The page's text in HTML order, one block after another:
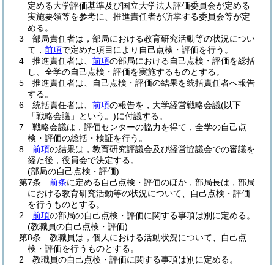
定める大学評価基準及び国立大学法人評価委員会が定める
実施要領等を参考に、推進責任者が所掌する委員会等が定
める。
3
部局責任者は，部局における教育研究活動等の状況につい
て， 前項で定めた項目により自己点検・評価を行う。
4
推進責任者は、 前項の部局における自己点検・評価を総括
し、全学の自己点検・評価を実施するものとする。
5
推進責任者は、自己点検・評価の結果を統括責任者へ報告
する。
6
統括責任者は、 前項の報告を，大学経営戦略会議(以下
「戦略会議」という。)に付議する。
7
戦略会議は，評価センターの協力を得て，全学の自己点
検・評価の総括・検証を行う。
8
前項の結果は，教育研究評議会及び経営協議会での審議を
経た後，役員会で決定する。
(部局の自己点検・評価)
第7条
前条に定める自己点検・評価のほか，部局長は，部局
における教育研究活動等の状況について、自己点検・評価
を行うものとする。
2
前項の部局の自己点検・評価に関する事項は別に定める。
(教職員の自己点検・評価)
第8条
教職員は，個人における活動状況について、自己点
検・評価を行うものとする。
2
教職員の自己点検・評価に関する事項は別に定める。